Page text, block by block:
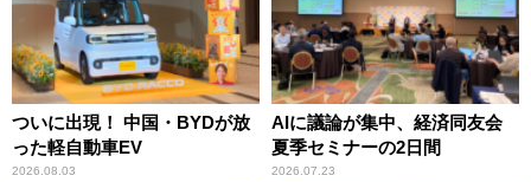
ついに出現！ 中国・BYDが放
った軽自動車EV
2026.08.03
AIに議論が集中、経済同友会
夏季セミナーの2日間
2026.07.23